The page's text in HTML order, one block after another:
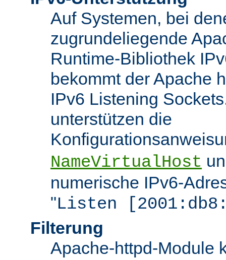
Auf Systemen, bei
zugrundeliegende
Runtime-Bibliothek
bekommt der Apache
IPv6 Listening
unterstützen die
NameVirtualHost
numerische IPv6-
"Listen
Filterung
Apache-httpd-Module